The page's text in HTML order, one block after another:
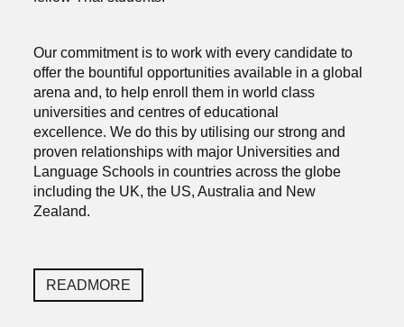
Our commitment is to work with every candidate to
offer the bountiful opportunities available in a global
arena and, to help enroll them in world class
universities and centres of educational
excellence. We do this by utilising our strong and
proven relationships with major Universities and
Language Schools in countries across the globe
including the UK, the US, Australia and New
Zealand.
READMORE